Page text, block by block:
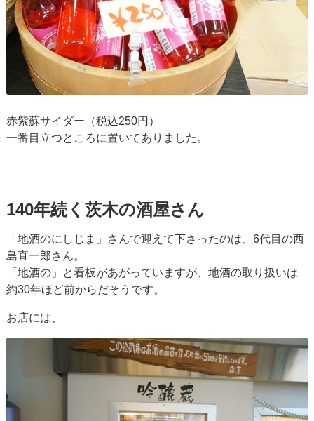
赤紫蘇サイダー（税込250円）
一番目立つところに置いてありました。
140年続く茨木の酒屋さん
「地酒のにしじま」さんで迎えて下さったのは、6代目の西
島直一郎さん。
「地酒の」と看板があがっていますが、地酒の取り扱いは
約30年ほど前からだそうです。
お店には、